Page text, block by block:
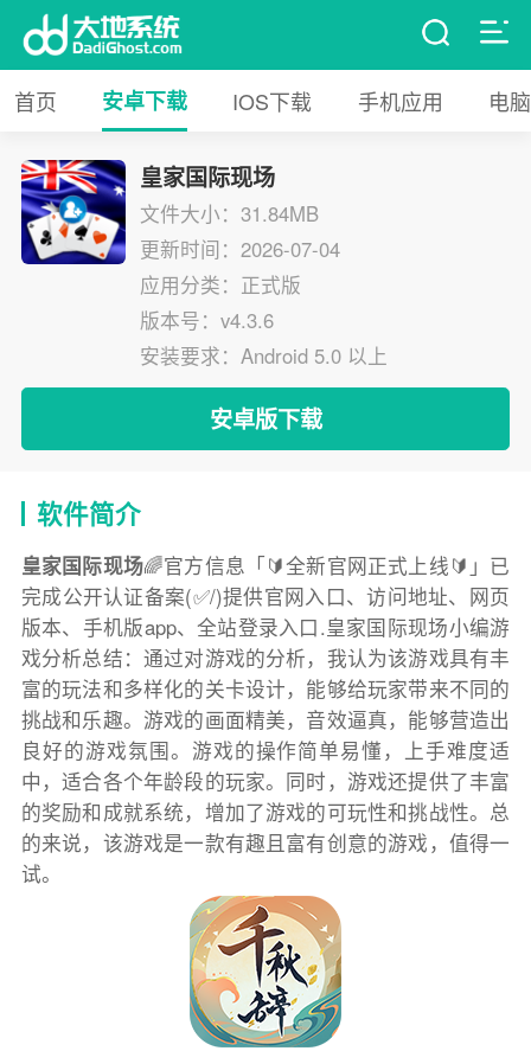
首页 安卓下载 IOS下载 手机应用 电
皇家国际现场
文件大小：31.84MB
更新时间：2026-07-04
应用分类：正式版
版本号：v4.3.6
安装要求：Android 5.0 以上
安卓版下载
软件简介
皇家国际现场🌈官方信息「🔰全新官网正式上线🔰」已
完成公开认证备案(✅/)提供官网入口、访问地址、网页
版本、手机版app、全站登录入口.皇家国际现场小编游
戏分析总结：通过对游戏的分析，我认为该游戏具有丰
富的玩法和多样化的关卡设计，能够给玩家带来不同的
挑战和乐趣。游戏的画面精美，音效逼真，能够营造出
良好的游戏氛围。游戏的操作简单易懂，上手难度适
中，适合各个年龄段的玩家。同时，游戏还提供了丰富
的奖励和成就系统，增加了游戏的可玩性和挑战性。总
的来说，该游戏是一款有趣且富有创意的游戏，值得一
试。